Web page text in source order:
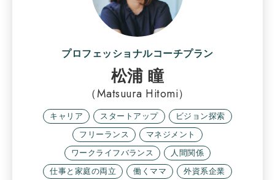
プロフェッショナルコーチプラン
松浦 瞳
（Matsuura Hitomi）
キャリア スタートアップ
ビジョン探索
フリーランス
マネジメント
ワークライフバランス
人間関係
仕事と家庭の両立
働くママ
外資系企業